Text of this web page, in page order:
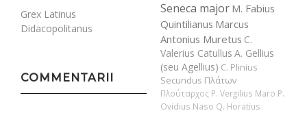
Grex Latinus
Didacopolitanus
COMMENTARII
Seneca major M. Fabius
Quintilianus Marcus
Antonius Muretus C.
Valerius Catullus A. Gellius
(seu Agellius) C. Plinius
Secundus Πλάτων
Πλούταρχος P. Vergilius Maro P.
Ovidius Naso Q. Horatius